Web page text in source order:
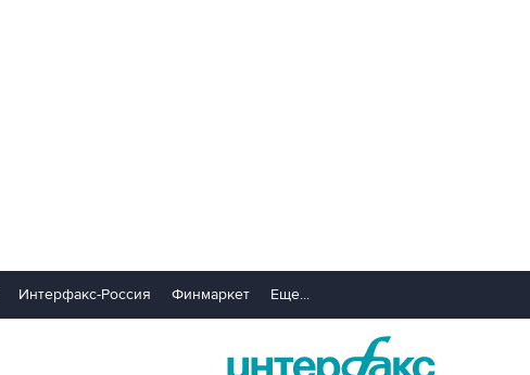
Интерфакс-Россия Финмаркет Еще...